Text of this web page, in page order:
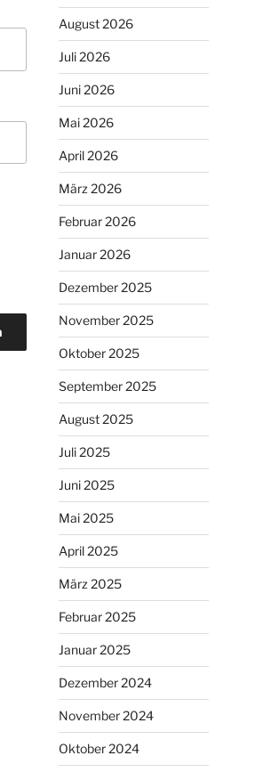
August 2026
Juli 2026
Juni 2026
Mai 2026
April 2026
März 2026
Februar 2026
Januar 2026
Dezember 2025
November 2025
Oktober 2025
September 2025
August 2025
Juli 2025
Juni 2025
Mai 2025
April 2025
März 2025
Februar 2025
Januar 2025
Dezember 2024
November 2024
Oktober 2024